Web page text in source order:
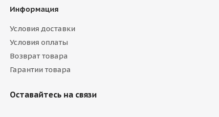
Информация
Условия доставки
Условия оплаты
Возврат товара
Гарантии товара
Оставайтесь на связи